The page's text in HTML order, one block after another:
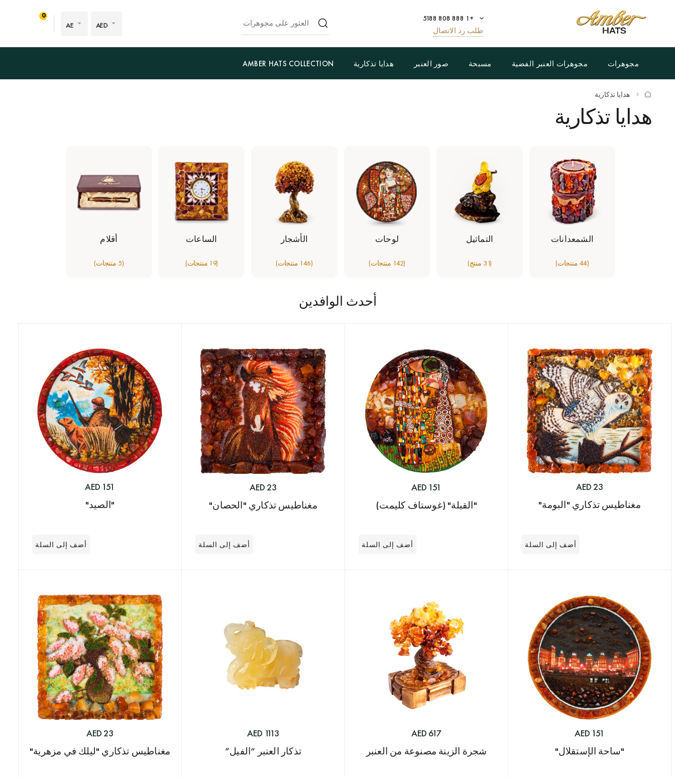
+1 888 808 5188
طلب رد الاتصال
AED
AE
0
مجوهرات مجوهرات العنبر الفضية مسبحة صور العنبر هدايا تذكارية AMBER HATS COLLECTION
هدايا تذكارية
هدايا تذكارية
أقلام
(5 منتجات)
الساعات
(19 منتجات)
الأشجار
(146 منتجات)
لوحات
(142 منتجات)
التماثيل
(31 منتج)
الشمعدانات
(44 منتجات)
أحدث الوافدين
23 AED
مغناطيس تذكاري "البومة"
151 AED
"القبلة" (غوستاف كليمت)
23 AED
مغناطيس تذكاري "الحصان"
151 AED
"الصيد"
151 AED
"ساحة الإستقلال"
617 AED
شجرة الزينة مصنوعة من العنبر
1113 AED
تذكار العنبر “الفيل”
23 AED
مغناطيس تذكاري "ليلك في مزهرية"